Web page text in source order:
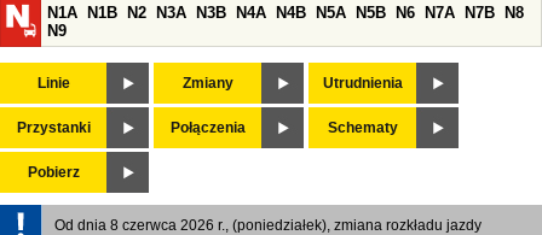
N1A
N1B N2 N3A N3B N4A N4B N5A N5B N6 N7A N7B
N8
N9
Linie Zmiany Utrudnienia
Przystanki Połączenia Schematy
Pobierz
Od dnia 8 czerwca 2026 r., (poniedziałek), zmiana rozkładu jazdy